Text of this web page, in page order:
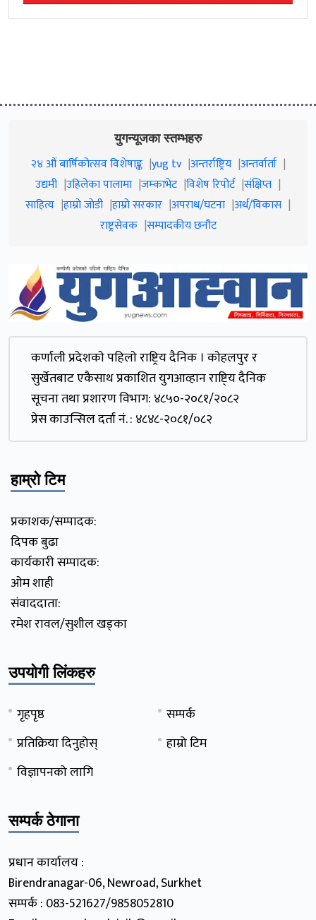
युगन्यूजका स्तम्भहरु
२४ औं बार्षिकोत्सव विशेषाङ्क yug tv अन्तर्राष्ट्रिय अन्तर्वार्ता
उद्यमी उहिलेका पालामा जम्काभेट विशेष रिपोर्ट संक्षिप्त
साहित्य हाम्रो जाेडी हाम्रो सरकार अपराध/घटना अर्थ/विकास
राष्ट्रसेवक सम्पादकीय छनौट
कर्णाली प्रदेशकाे पहिलाे राष्ट्रिय दैनिक । काेहलपुर र
सुर्खेतबाट एकैसाथ प्रकाशित युगआव्हान राष्टि्य दैनिक
सूचना तथा प्रशारण विभाग: ४८५०-२०८१/२०८२
प्रेस काउन्सिल दर्ता नं. : ४८४८-२०८१/०८२
हाम्रो टिम
प्रकाशक/सम्पादक:
दिपक बुढा
कार्यकारी सम्पादक:
ओम शाही
संवाददाता:
रमेश रावल/सुशील खड्का
उपयोगी लिंकहरु
गृहपृष्ठ
सम्पर्क
प्रतिक्रिया दिनुहोस्
हाम्रो टिम
विज्ञापनको लागि
सम्पर्क ठेगाना
प्रधान कार्यालय :
Birendranagar-06, Newroad, Surkhet
सम्पर्क : 083-521627/9858052810